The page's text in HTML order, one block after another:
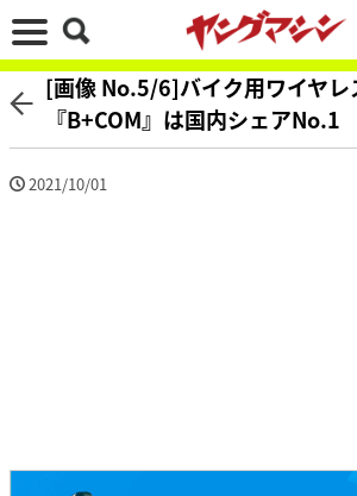
[画像 No.5/6]バイク用ワイヤレ
『B+COM』は国内シェアNo.1
2021/10/01